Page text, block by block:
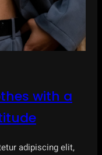
with a
adipiscing elit,